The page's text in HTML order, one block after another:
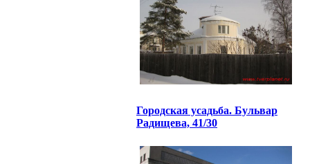
Городская усадьба. Бульвар
Радищева, 41/30